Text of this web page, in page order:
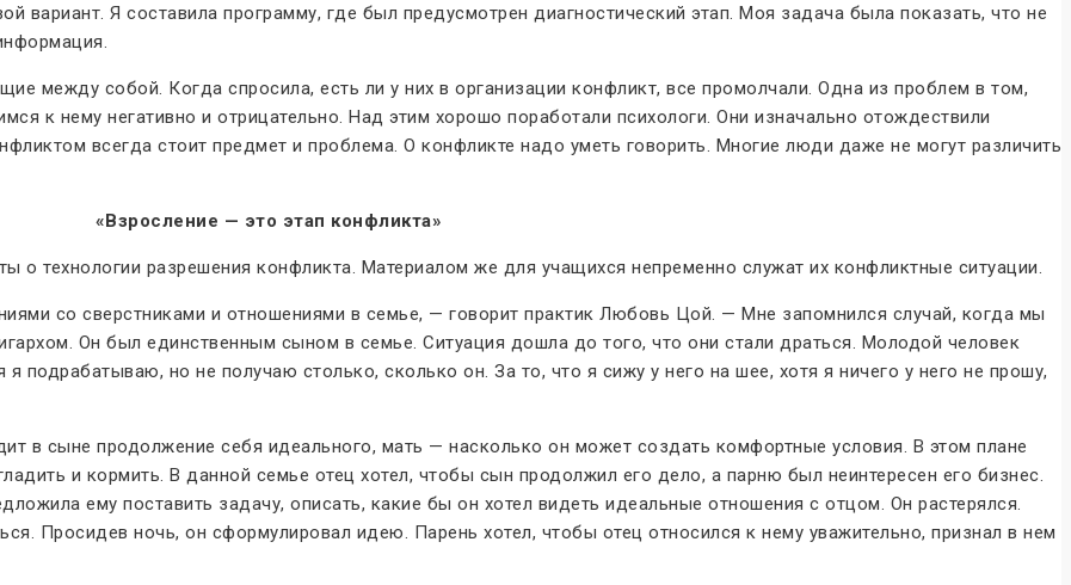
вариант. Я составила программу, где был предусмотрен диагностический этап. Моя задача была показать, что не
между собой. Когда спросила, есть ли у них в организации конфликт, все промолчали. Одна из проблем в том,
к нему негативно и отрицательно. Над этим хорошо поработали психологи. Они изначально отождествили
всегда стоит предмет и проблема. О конфликте надо уметь говорить. Многие люди даже не могут различить
«Взросление — это этап конфликта»
о технологии разрешения конфликта. Материалом же для учащихся непременно служат их конфликтные ситуации.
со сверстниками и отношениями в семье, — говорит практик Любовь Цой. — Мне запомнился случай, когда мы
Он был единственным сыном в семье. Ситуация дошла до того, что они стали драться. Молодой человек
подрабатываю, но не получаю столько, сколько он. За то, что я сижу у него на шее, хотя я ничего у него не прошу,
в сыне продолжение себя идеального, мать — насколько он может создать комфортные условия. В этом плане
и кормить. В данной семье отец хотел, чтобы сын продолжил его дело, а парню был неинтересен его бизнес.
ему поставить задачу, описать, какие бы он хотел видеть идеальные отношения с отцом. Он растерялся.
Просидев ночь, он сформулировал идею. Парень хотел, чтобы отец относился к нему уважительно, признал в нем